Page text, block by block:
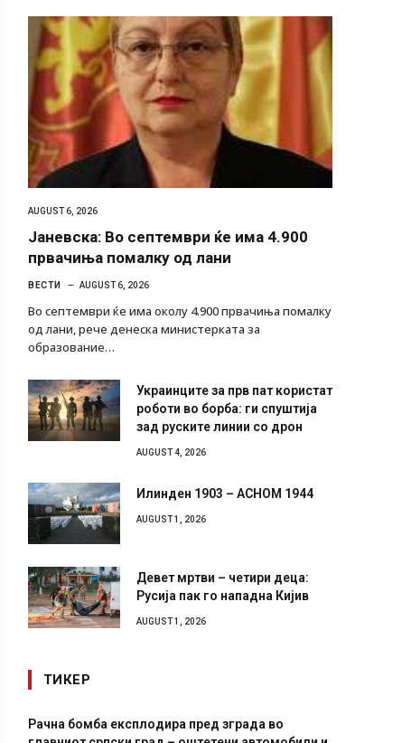
Јаневска: Во септември ќе има 4.900
првачиња помалку од лани
ВЕСТИ
Во септември ќе има околу 4.900 првачиња помалку
од лани, рече денеска министерката за
образование…
роботи во борба: ги спуштија
зад руските линии со дрон
AUGUST 4, 2026
AUGUST 1, 2026
Русија пак го нападна Кијив
AUGUST 1, 2026
11-месечна воена